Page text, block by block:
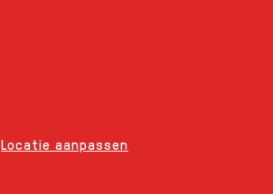
Locatie aanpassen